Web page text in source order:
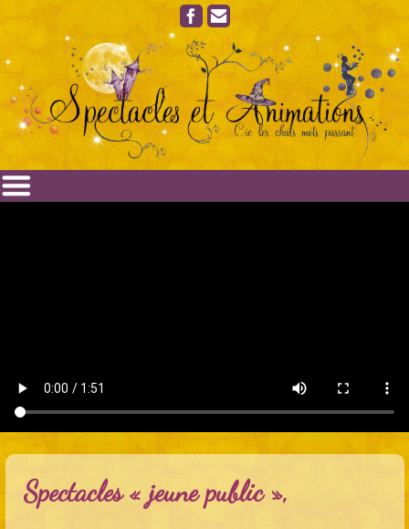
Spectacles « jeune public »,